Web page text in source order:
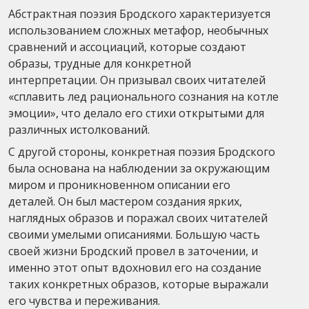
Абстрактная поэзия Бродского характеризуется
использованием сложных метафор, необычных
сравнений и ассоциаций, которые создают
образы, трудные для конкретной
интерпретации. Он призывал своих читателей
«сплавить лед рационального сознания на котле
эмоции», что делало его стихи открытыми для
различных истолкований.
С другой стороны, конкретная поэзия Бродского
была основана на наблюдении за окружающим
миром и проникновенном описании его
деталей. Он был мастером создания ярких,
наглядных образов и поражал своих читателей
своими умелыми описаниями. Большую часть
своей жизни Бродский провел в заточении, и
именно этот опыт вдохновил его на создание
таких конкретных образов, которые выражали
его чувства и переживания.